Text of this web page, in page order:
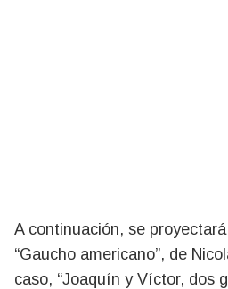
A continuación, se
“Gaucho americano”, de
caso, “Joaquín y Víctor, dos